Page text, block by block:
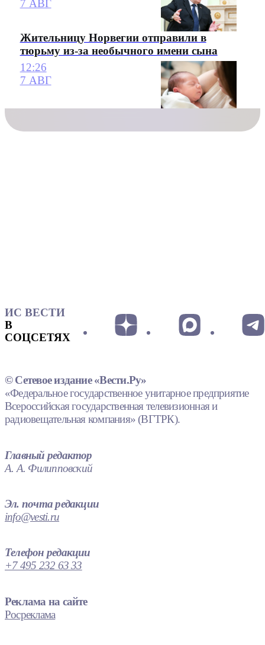
7 АВГ
Жительницу Норвегии отправили в
тюрьму из-за необычного имени сына
12:26
7 АВГ
ИС ВЕСТИ
В
СОЦСЕТЯХ
© Сетевое издание «Вести.Ру»
«Федеральное государственное унитарное предприятие
Всероссийская государственная телевизионная и
радиовещательная компания» (ВГТРК).
Главный редактор
А. А. Филипповский
Эл. почта редакции
info@vesti.ru
Телефон редакции
+7 495 232 63 33
Реклама на сайте
Росреклама